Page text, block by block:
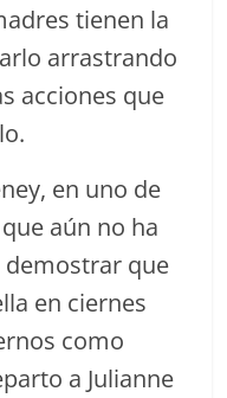
tienen la
arrastrando
acciones que
en uno de
aún no ha
que
en ciernes
como
a Julianne